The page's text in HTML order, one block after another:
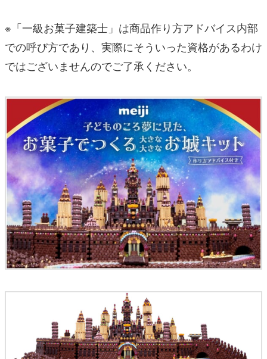
※「一級お菓子建築士」は商品作り方アドバイス内部
での呼び方であり、実際にそういった資格があるわけ
ではございませんのでご了承ください。